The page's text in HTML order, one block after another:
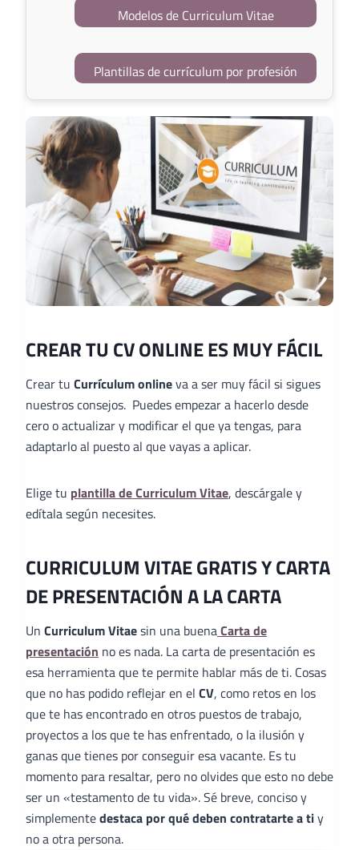
Modelos de Curriculum Vitae
Plantillas de currículum por profesión
CREAR TU CV ONLINE ES MUY FÁCIL
Crear tu Currículum onlineva a ser muy fácil si sigues
nuestros consejos. Puedes empezar a hacerlo desde
cero o actualizar y modificar el que ya tengas, para
adaptarlo al puesto al que vayas a aplicar.
Elige tu plantilla de Curriculum Vitae, descárgale y
edítala según necesites.
CURRICULUM VITAE GRATIS Y CARTA
DE PRESENTACIÓN A LA CARTA
Un Curriculum Vitaesin una buenaCarta de
presentación no es nada. La carta de presentación es
esa herramienta que te permite hablar más de ti. Cosas
que no has podido reflejar en el CV, como retos en los
que te has encontrado en otros puestos de trabajo,
proyectos a los que te has enfrentado, o la ilusión y
ganas que tienes por conseguir esa vacante. Es tu
momento para resaltar, pero no olvides que esto no debe
ser un «testamento de tu vida». Sé breve, conciso y
simplementedestaca por qué deben contratarte a tiy
no a otra persona.